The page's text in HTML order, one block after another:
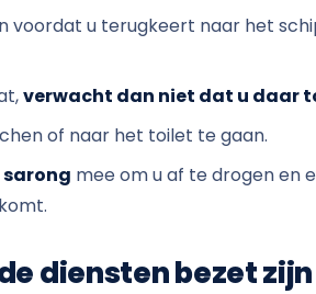
voordat u terugkeert naar het
verwacht dan niet dat u daar
of naar het toilet te gaan.
mee om u af te drogen en
diensten bezet zijn